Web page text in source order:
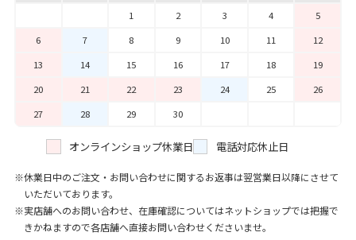
1
2 3 4
5
6
7 8 9 10 11
12
13
14 15 16 17 18
19
20
21 22 23 24 25
26
27
28 29 30
オンラインショップ休業日 電話対応休止日
休業日中のご注文・お問い合わせに関するお返事は翌営業日以降にさせて
いただいております。
実店舗へのお問い合わせ、在庫確認についてはネットショップでは把握で
きかねますので各店舗へ直接お問い合わせくださいませ。